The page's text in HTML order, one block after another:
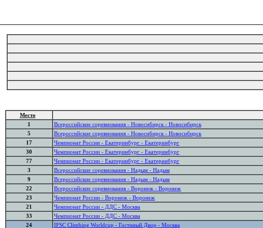
Место
1
Всероссийские соревнования - Новосибирск - Новосибирск
5
Всероссийские соревнования - Новосибирск - Новосибирск
17
Чемпионат России - Екатеринбург - Екатеринбург
30
Чемпионат России - Екатеринбург - Екатеринбург
77
Чемпионат России - Екатеринбург - Екатеринбург
3
Всероссийские соревнования - Надым - Надым
9
Всероссийские соревнования - Надым - Надым
22
Всероссийские соревнования - Воронеж - Воронеж
23
Чемпионат России - Воронеж - Воронеж
21
Чемпионат России - ДДС - Москва
33
Чемпионат России - ДДС - Москва
24
IFSC Climbing Worldcup - Гостиный Двор - Москва